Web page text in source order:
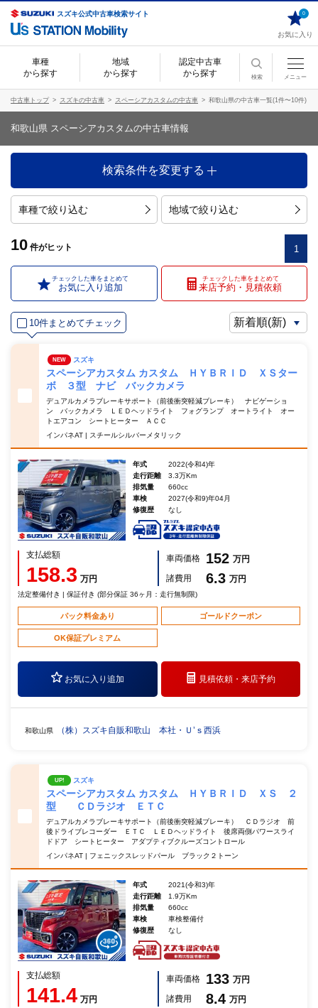
スズキ公式中古車検索サイト
お気に入り
0
車種
から探す
地域
から探す
認定中古車
から探す
検索 メニュー
中古車トップ スズキの中古車 スペーシアカスタムの中古車 和歌山県の中古車一覧(1件〜10件)
和歌山県 スペーシアカスタムの中古車情報
検索条件を変更する
車種で絞り込む 地域で絞り込む
10 件がヒット 1
チェックした車をまとめて
お気に入り追加
チェックした車をまとめて
来店予約・見積依頼
10件まとめてチェック
NEW スズキ
スペーシアカスタム カスタム ＨＹＢＲＩＤ ＸＳター
ボ ３型 ナビ バックカメラ
デュアルカメラブレーキサポート（前後衝突軽減ブレーキ） ナビゲーショ
ン バックカメラ ＬＥＤヘッドライト フォグランプ オートライト オー
トエアコン シートヒーター ＡＣＣ
インパネAT | スチールシルバーメタリック
年式
2022(令和4)年
走行距離
3.3万Km
排気量
660cc
車検
2027(令和9)年04月
修復歴
なし
支払総額
158.3 万円
車両価格 152 万円
諸費用
6.3 万円
法定整備付き | 保証付き (部分保証 36ヶ月：走行無制限)
パック料金あり ゴールドクーポン
OK保証プレミアム
お気に入り追加 見積依頼・来店予約
和歌山県 （株）スズキ自販和歌山 本社・Ｕ’ｓ西浜
UP! スズキ
スペーシアカスタム カスタム ＨＹＢＲＩＤ ＸＳ ２
型 ＣＤラジオ ＥＴＣ
デュアルカメラブレーキサポート（前後衝突軽減ブレーキ） ＣＤラジオ 前
後ドライブレコーダー ＥＴＣ ＬＥＤヘッドライト 後席両側パワースライ
ドドア シートヒーター アダプティブクルーズコントロール
インパネAT | フェニックスレッドパール ブラック２トーン
年式
2021(令和3)年
走行距離
1.9万Km
排気量
660cc
車検
車検整備付
修復歴
なし
支払総額
141.4 万円
車両価格 133 万円
諸費用
8.4 万円